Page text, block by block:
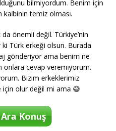
bilmiyordum. Benim için
kalbinin temiz olması.
önemli değil. Türkiye’nin
Türk erkeği olsun. Burada
gönderiyor ama benim ne
onlara cevap veremiyorum.
Bizim erkeklerimiz
için olur değil mi ama 😅
Konuş